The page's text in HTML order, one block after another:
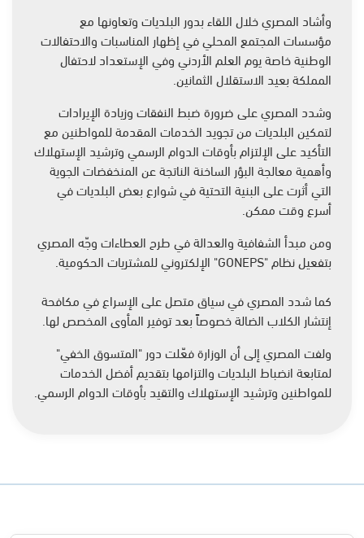
وأشاد المصري خلال اللقاء بدور البلديات وتعاونها مع
مؤسسات المجتمع المحلي في إظهار المناسبات والاحتفالات
الوطنية خاصة يوم العلم الأردني وفي الإستعداد لاحتفال
المملكة بعيد الاستقلال الثمانين.
وشدد المصري على ضرورة ضبط النفقات وزيادة الإيرادات
لتمكين البلديات من تجويد الخدمات المقدمة للمواطنين مع
التأكيد على الإلتزام بأوقات الدوام الرسمي وترشيد الإستهلاك
وأهمية معالجة البؤر الساخنة الناتجة عن المنخفضات الجوية
التي أثرت على البنية التحتية في شوارع بعض البلديات في
أسرع وقت ممكن.
ومن مبدأ الشفافية والعدالة في طرح العطاءات وجّه المصري
بتفعيل نظام "GONEPS" الإلكتروني للمشتريات الحكومية.
كما شدد المصري في سياق متصل على الإسراع في مكافحة
إنتشار الكلاب الضالة خصوصاً بعد توفير المأوى المخصص لها.
ولفت المصري إلى أن الوزارة فعّلت دور "المتسوق الخفي"
لمتابعة انضباط البلديات والتزامها بتقديم أفضل الخدمات
للمواطنين وترشيد الإستهلاك والتقيد بأوقات الدوام الرسمي.